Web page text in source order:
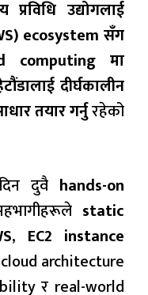
प्रविधि उद्योगलाई
ecosystem सँग
computing मा
दीर्घकालीन
तयार गर्नुरहेको
दुवै hands-on
static
, EC2 instance
architecture
र real-world